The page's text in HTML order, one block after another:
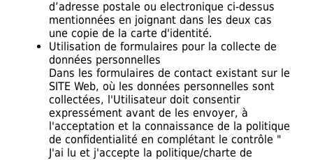
d’adresse postale ou electronique ci-dessus
mentionnées en joignant dans les deux cas
une copie de la carte d'identité.
Utilisation de formulaires pour la collecte de
données personnelles
Dans les formulaires de contact existant sur le
SITE Web, où les données personnelles sont
collectées, l'Utilisateur doit consentir
expressément avant de les envoyer, à
l'acceptation et la connaissance de la politique
de confidentialité en complétant le contrôle "
J'ai lu et j'accepte la politique/charte de